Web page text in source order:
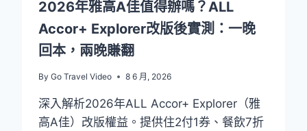
金
+
30
個
房
2026年雅高A佳值得辦嗎？ALL
Accor+ Explorer改版後實測：一晚
回本，兩晚賺翻
By Go Travel Video 8 6 月, 2026
深入解析2026年ALL Accor+ Explorer（雅
高A佳）改版權益。提供住2付1券、餐飲7折